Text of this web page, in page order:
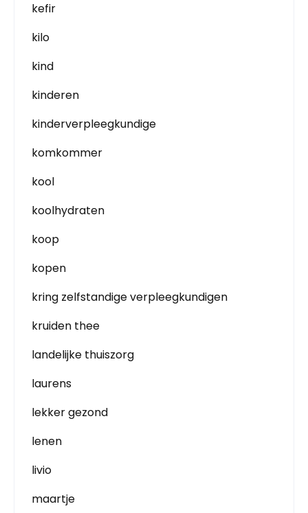
kefir
kilo
kind
kinderen
kinderverpleegkundige
komkommer
kool
koolhydraten
koop
kopen
kring zelfstandige verpleegkundigen
kruiden thee
landelijke thuiszorg
laurens
lekker gezond
lenen
livio
maartje